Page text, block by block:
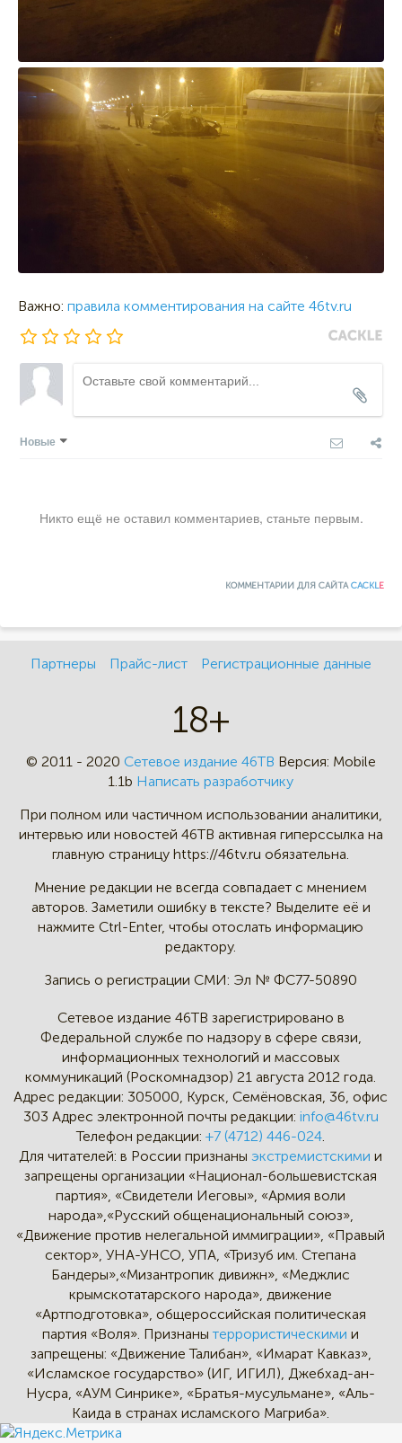
Важно: правила комментирования на сайте 46tv.ru
Новые
Никто ещё не оставил комментариев, станьте первым.
КОММЕНТАРИИ ДЛЯ САЙТАCACKLE
Партнеры Прайс-лист Регистрационные данные
18+
© 2011 - 2020 Сетевое издание 46ТВ Версия: Mobile
1.1b Написать разработчику
При полном или частичном использовании аналитики,
интервью или новостей 46TB активная гиперссылка на
главную страницу https://46tv.ru обязательна.
Мнение редакции не всегда совпадает с мнением
авторов. Заметили ошибку в тексте? Выделите её и
нажмите Ctrl-Enter, чтобы отослать информацию
редактору.
Запись о регистрации СМИ: Эл № ФС77-50890
Сетевое издание 46ТВ зарегистрировано в
Федеральной службе по надзору в сфере связи,
информационных технологий и массовых
коммуникаций (Роскомнадзор) 21 августа 2012 года.
Адрес редакции: 305000, Курск, Семёновская, 36, офис
303 Адрес электронной почты редакции: info@46tv.ru
Телефон редакции: +7 (4712) 446-024.
Для читателей: в России признаныэкстремистскими и
запрещены организации «Национал-большевистская
партия», «Свидетели Иеговы», «Армия воли
народа»,«Русский общенациональный союз»,
«Движение против нелегальной иммиграции», «Правый
сектор», УНА-УНСО, УПА, «Тризуб им. Степана
Бандеры»,«Мизантропик дивижн», «Меджлис
крымскотатарского народа», движение
«Артподготовка», общероссийская политическая
партия «Воля». Признанытеррористическими и
запрещены: «Движение Талибан», «Имарат Кавказ»,
«Исламское государство» (ИГ, ИГИЛ), Джебхад-ан-
Нусра, «АУМ Синрике», «Братья-мусульмане», «Аль-
Каида в странах исламского Магриба».